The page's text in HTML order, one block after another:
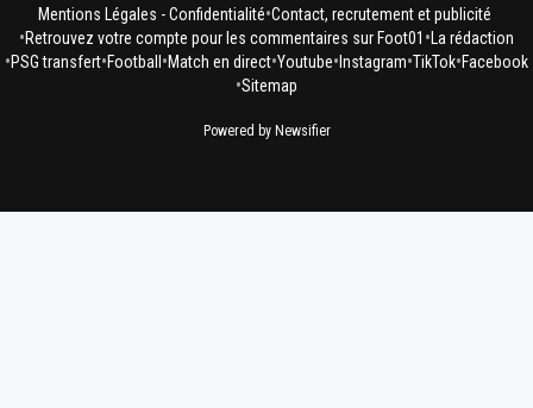
Mentions Légales - Confidentialité•Contact, recrutement et publicité
•Retrouvez votre compte pour les commentaires sur Foot01 • La rédaction
•PSG transfert•Football •Match en direct•Youtube• Instagram•TikTok•Facebook
•Sitemap
Powered by Newsifier